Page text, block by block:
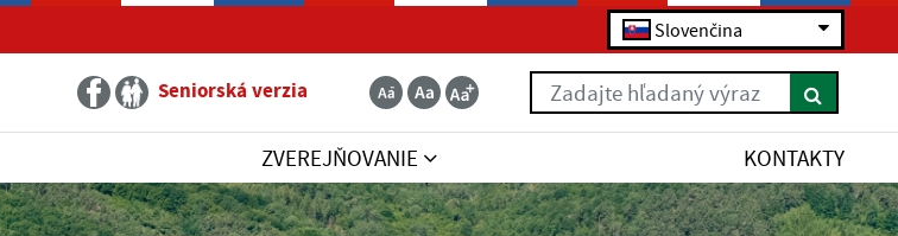
Slovenčina
Seniorská verzia Zadajte hľadaný výraz
ZVEREJŇOVANIE KONTAKTY